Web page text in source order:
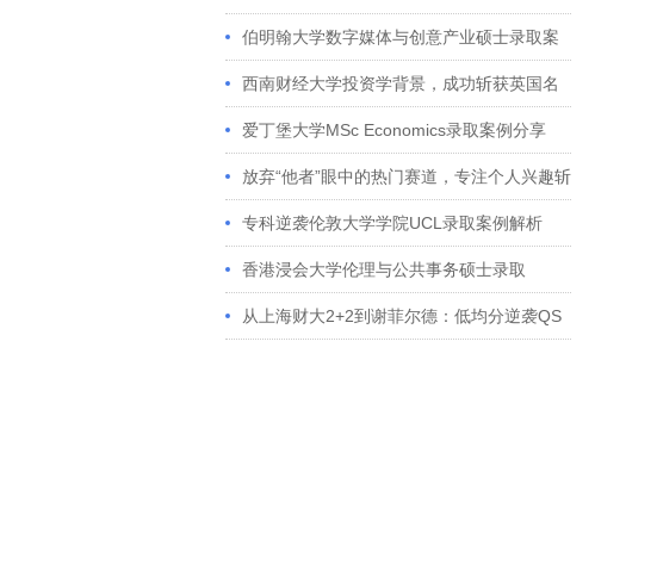
伯明翰大学数字媒体与创意产业硕士录取案
例 西南财经大学投资学背景，成功斩获英国名
校多份Offer
爱丁堡大学MSc Economics录取案例分享
放弃“他者”眼中的热门赛道，专注个人兴趣斩
获藤校offer｜成功跨专业申请经验分享
专科逆袭伦敦大学学院UCL录取案例解析
香港浸会大学伦理与公共事务硕士录取
从上海财大2+2到谢菲尔德：低均分逆袭QS